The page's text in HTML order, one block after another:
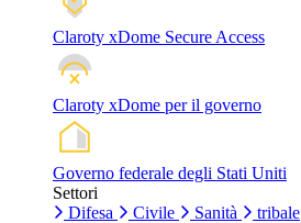
Claroty xDome Secure Access
Claroty xDome per il governo
Governo federale degli Stati Uniti
Settori
Difesa
Civile Sanità tribale